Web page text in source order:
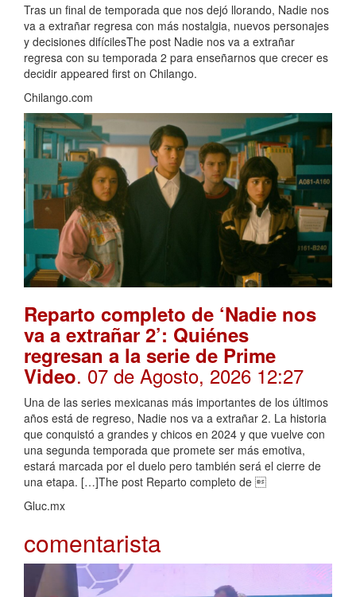
Tras un final de temporada que nos dejó llorando, Nadie nos
va a extrañar regresa con más nostalgia, nuevos personajes
y decisiones difícilesThe post Nadie nos va a extrañar
regresa con su temporada 2 para enseñarnos que crecer es
decidir appeared first on Chilango.
Chilango.com
Reparto completo de ‘Nadie nos
va a extrañar 2’: Quiénes
regresan a la serie de Prime
Video. 07 de Agosto, 2026 12:27
Una de las series mexicanas más importantes de los últimos
años está de regreso, Nadie nos va a extrañar 2. La historia
que conquistó a grandes y chicos en 2024 y que vuelve con
una segunda temporada que promete ser más emotiva,
estará marcada por el duelo pero también será el cierre de
una etapa. […]The post Reparto completo de 
Gluc.mx
comentarista